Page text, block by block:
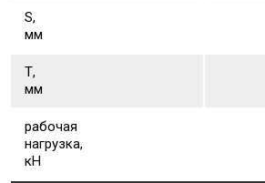
S,
мм
Т,
мм
рабочая
нагрузка,
кН